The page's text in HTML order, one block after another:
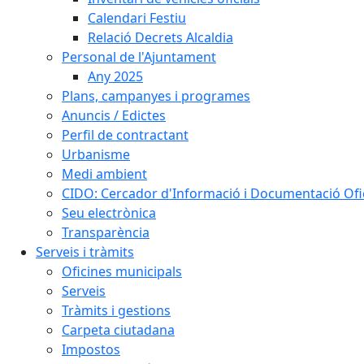
Calendari Festiu
Relació Decrets Alcaldia
Personal de l'Ajuntament
Any 2025
Plans, campanyes i programes
Anuncis / Edictes
Perfil de contractant
Urbanisme
Medi ambient
CIDO: Cercador d'Informació i Documentació
Seu electrònica
Transparència
Serveis i tràmits
Oficines municipals
Serveis
Tràmits i gestions
Carpeta ciutadana
Impostos